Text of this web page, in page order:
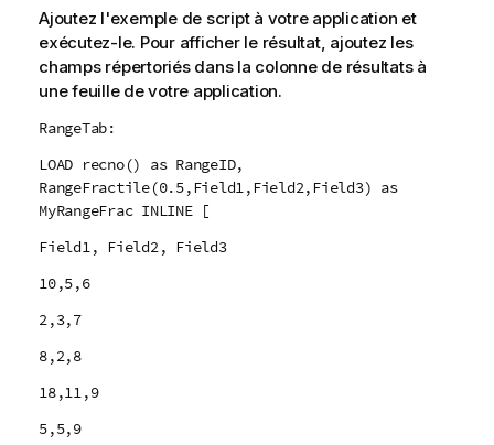
Ajoutez l'exemple de script à votre application et
exécutez-le. Pour afficher le résultat, ajoutez les
champs répertoriés dans la colonne de résultats à
une feuille de votre application.
RangeTab:
LOAD recno() as RangeID,
RangeFractile(0.5,Field1,Field2,Field3) as
MyRangeFrac INLINE [
Field1, Field2, Field3
10,5,6
2,3,7
8,2,8
18,11,9
5,5,9